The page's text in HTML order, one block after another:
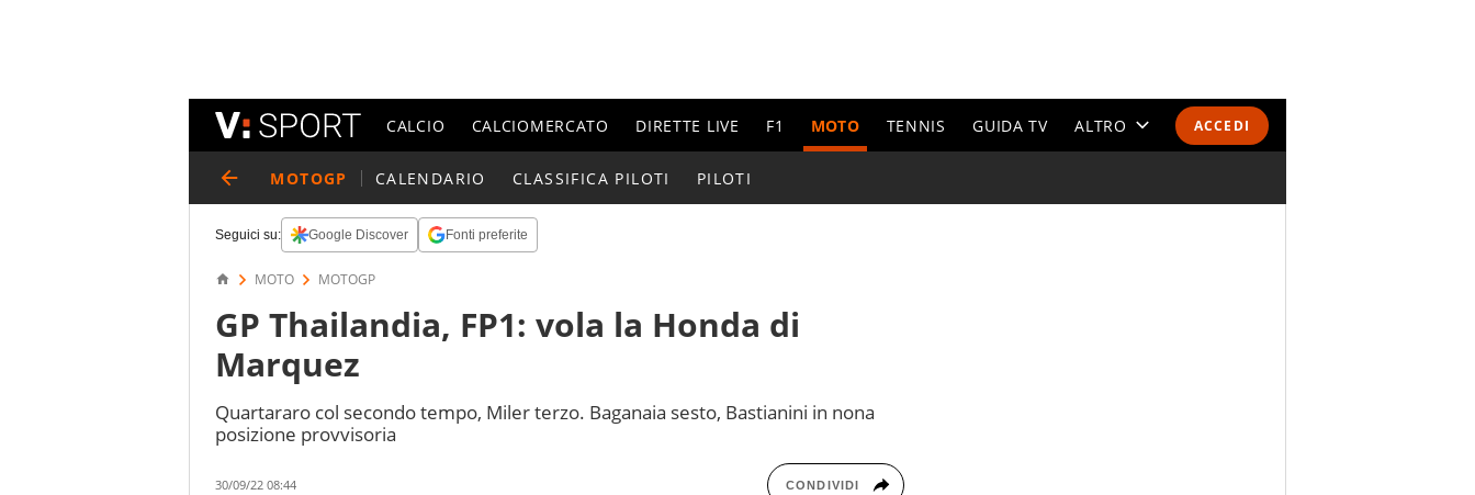
ACCEDI
CALCIO CALCIOMERCATO DIRETTE LIVE F1 MOTO TENNIS GUIDA TV ALTRO
MOTOGP CALENDARIO CLASSIFICA PILOTI PILOTI
Seguici su: Google Discover Fonti preferite
MOTO MOTOGP
GP Thailandia, FP1: vola la Honda di
Marquez
Quartararo col secondo tempo, Miler terzo. Baganaia sesto, Bastianini in nona
posizione provvisoria
30/09/22 08:44 CONDIVIDI